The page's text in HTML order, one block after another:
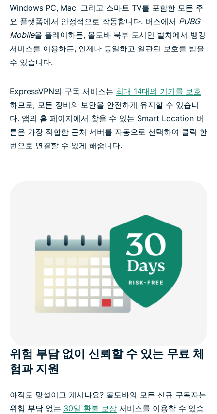
Windows PC, Mac, 그리고 스마트 TV를 포함한 모든 주
요 플랫폼에서 안정적으로 작동합니다. 버스에서 PUBG
Mobile을 플레이하든, 몰도바 북부 도시인 벌치에서 뱅킹
서비스를 이용하든, 언제나 동일하고 일관된 보호를 받을
수 있습니다.
ExpressVPN의 구독 서비스는 최대 14대의 기기를 보호
하므로, 모든 장비의 보안을 안전하게 유지할 수 있습니
다. 앱의 홈 페이지에서 찾을 수 있는 Smart Location 버
튼은 가장 적합한 근처 서버를 자동으로 선택하여 클릭 한
번으로 연결할 수 있게 해줍니다.
위험 부담 없이 신뢰할 수 있는 무료 체
험과 지원
아직도 망설이고 계시나요? 몰도바의 모든 신규 구독자는
위험 부담 없는 30일 환불 보장 서비스를 이용할 수 있습